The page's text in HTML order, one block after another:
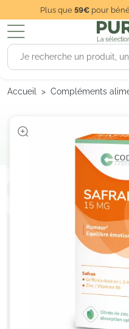
Plus que59€pour
La
Accueil Compléments